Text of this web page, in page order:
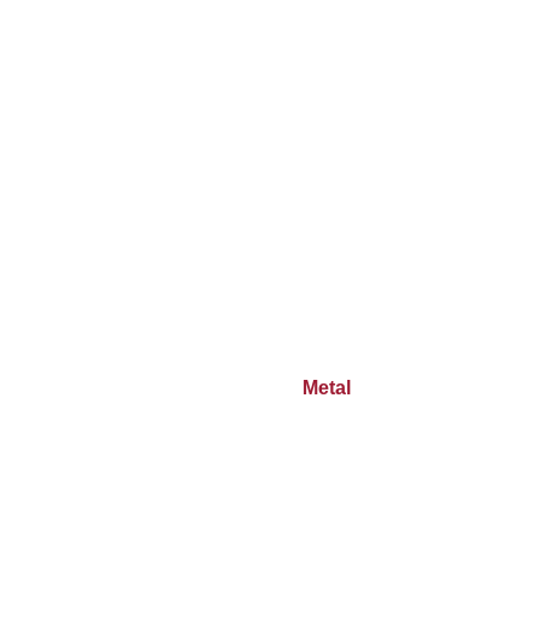
Metal